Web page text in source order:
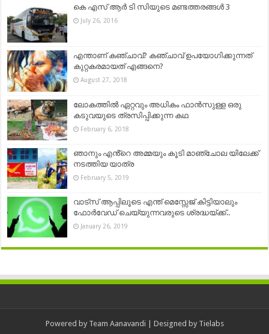
കെ എസ് ആർ ടി സിയുടെ മണ്ടത്തരങ്ങൾ 3
July 26, 2016
എന്താണ് കഞ്ചാവ്? കഞ്ചാവ് ഉപയോഗിക്കുന്നത്
കുറ്റകരമായത് എങ്ങനെ?
August 27, 2018
ലോകത്തില്‍ ഏറ്റവും അധികം ഫാന്‍സുള്ള ഒരു
കടുവയുടെ ത്രസിപ്പിക്കുന്ന കഥ
February 6, 2018
ഞാനും എൻ്റെ അമ്മയും കൂടി മാഞ്ചോല യിലേക്ക്
നടത്തിയ യാത്ര
February 5, 2019
വാട്‌സ് ആപ്പിലൂടെ എന്ത് മെസ്സേജ് കിട്ടിയാലും
ഫോർവേഡ് ചെയ്യുന്നവരുടെ ശ്രദ്ധയ്ക്ക്..
January 26, 2019
Powered by Team Aanavandi | Designed by Tielabs